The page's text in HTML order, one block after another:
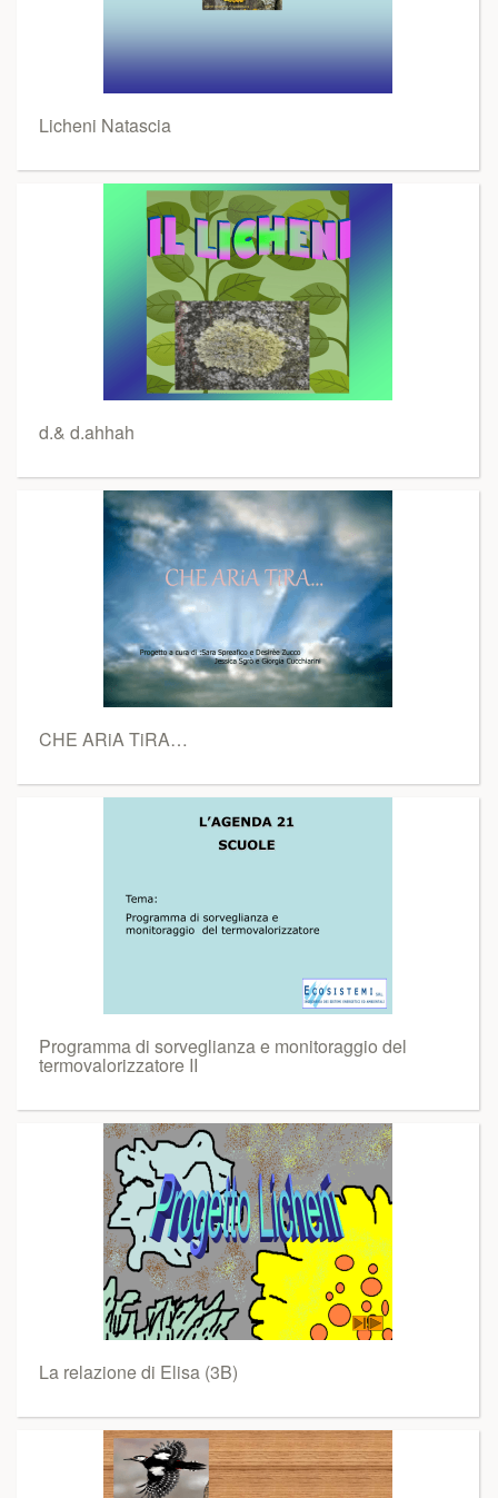
Licheni Natascia
d.& d.ahhah
CHE ARiA TiRA…
Programma di sorveglianza e monitoraggio del
termovalorizzatore II
La relazione di Elisa (3B)